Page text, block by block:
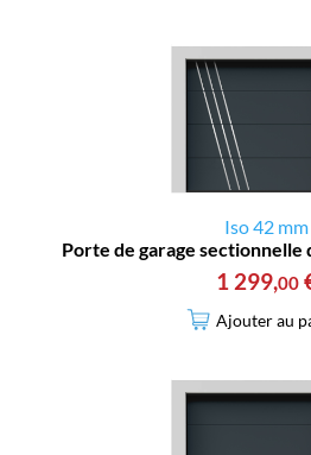
Iso 42 mm
Porte de garage sectionnelle
1 299,00
Ajouter au